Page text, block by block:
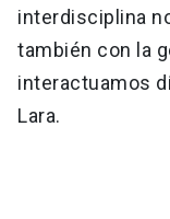
interdisciplina
también con la
interactuamos
Lara.